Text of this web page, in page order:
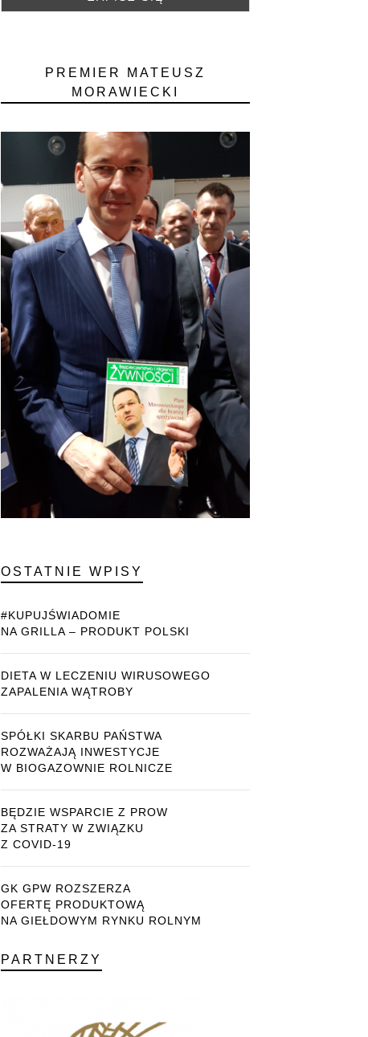
PREMIER MATEUSZ
MORAWIECKI
OSTATNIE WPISY
#KUPUJŚWIADOMIE
NA GRILLA – PRODUKT POLSKI
DIETA W LECZENIU WIRUSOWEGO
ZAPALENIA WĄTROBY
SPÓŁKI SKARBU PAŃSTWA
ROZWAŻAJĄ INWESTYCJE
W BIOGAZOWNIE ROLNICZE
BĘDZIE WSPARCIE Z PROW
ZA STRATY W ZWIĄZKU
Z COVID-19
GK GPW ROZSZERZA
OFERTĘ PRODUKTOWĄ
NA GIEŁDOWYM RYNKU ROLNYM
PARTNERZY